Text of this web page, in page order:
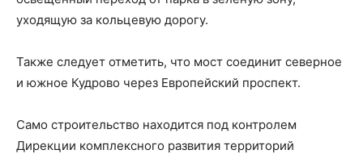
уходящую за кольцевую дорогу.
Также следует отметить, что мост соединит северное
и южное Кудрово через Европейский проспект.
Само строительство находится под контролем
Дирекции комплексного развития территорий